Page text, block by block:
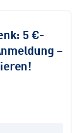
5 €-
–